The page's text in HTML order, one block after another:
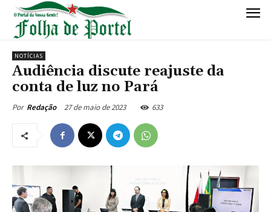
NOTÍCIAS
Audiência discute reajuste da
conta de luz no Pará
Por Redação 27 de maio de 2023 633